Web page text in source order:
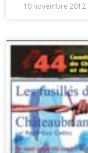
10 novembre 2012